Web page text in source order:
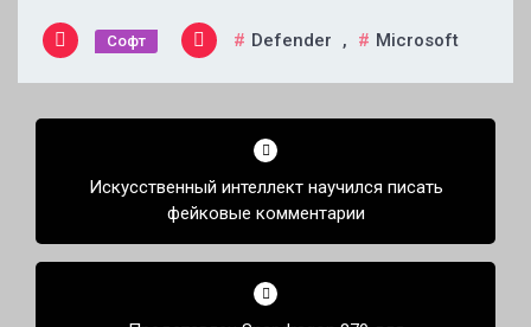
Софт Defender , Microsoft
Навигация
записямИскусственный интеллект научился писать
фейковые комментарии